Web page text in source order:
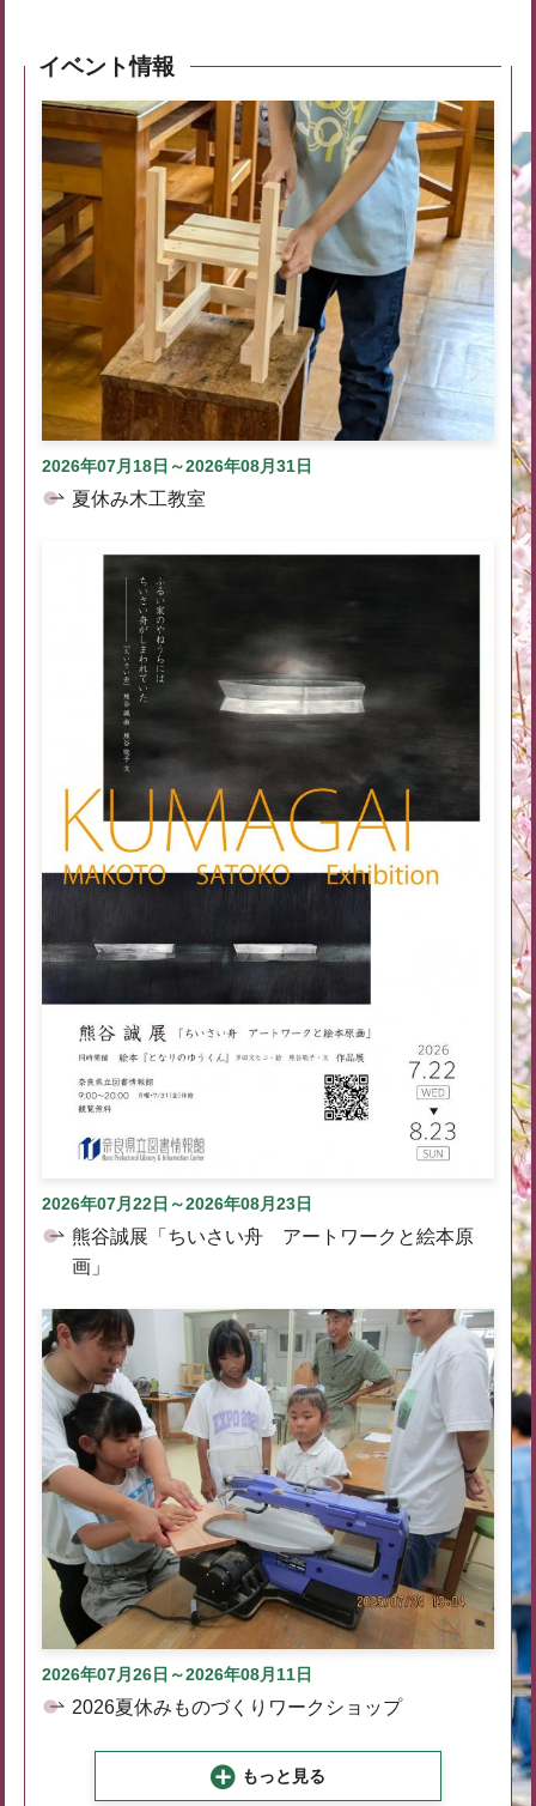
イベント情報
2026年07月18日～2026年08月31日
夏休み木工教室
2026年07月22日～2026年08月23日
熊谷誠展「ちいさい舟 アートワークと絵本原
画」
2026年07月26日～2026年08月11日
2026夏休みものづくりワークショップ
もっと見る